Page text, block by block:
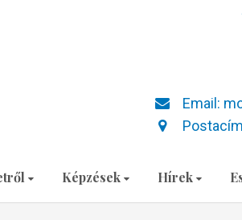
Email:
Képzések Hírek